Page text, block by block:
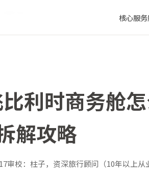
核心服务
攻略
利时商务舱
解攻略
审校：柱子，资深旅行顾问（10年以上从